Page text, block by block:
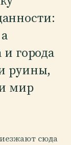
и города
руины,
мир
сюда